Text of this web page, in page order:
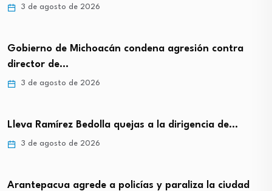
3 de agosto de 2026
Gobierno de Michoacán condena agresión contra
director de…
3 de agosto de 2026
Lleva Ramírez Bedolla quejas a la dirigencia de…
3 de agosto de 2026
Arantepacua agrede a policías y paraliza la ciudad